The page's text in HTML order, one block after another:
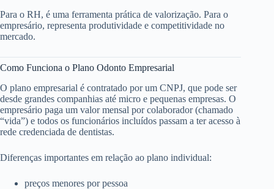
Para o RH, é uma ferramenta prática de valorização. Para o
empresário, representa produtividade e competitividade no
mercado.
Como Funciona o Plano Odonto Empresarial
O plano empresarial é contratado por um CNPJ, que pode ser
desde grandes companhias até micro e pequenas empresas. O
empresário paga um valor mensal por colaborador (chamado
“vida”) e todos os funcionários incluídos passam a ter acesso à
rede credenciada de dentistas.
Diferenças importantes em relação ao plano individual:
preços menores por pessoa